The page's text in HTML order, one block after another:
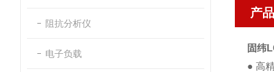
阻抗分析仪
电子负载
产
固纬
● 高